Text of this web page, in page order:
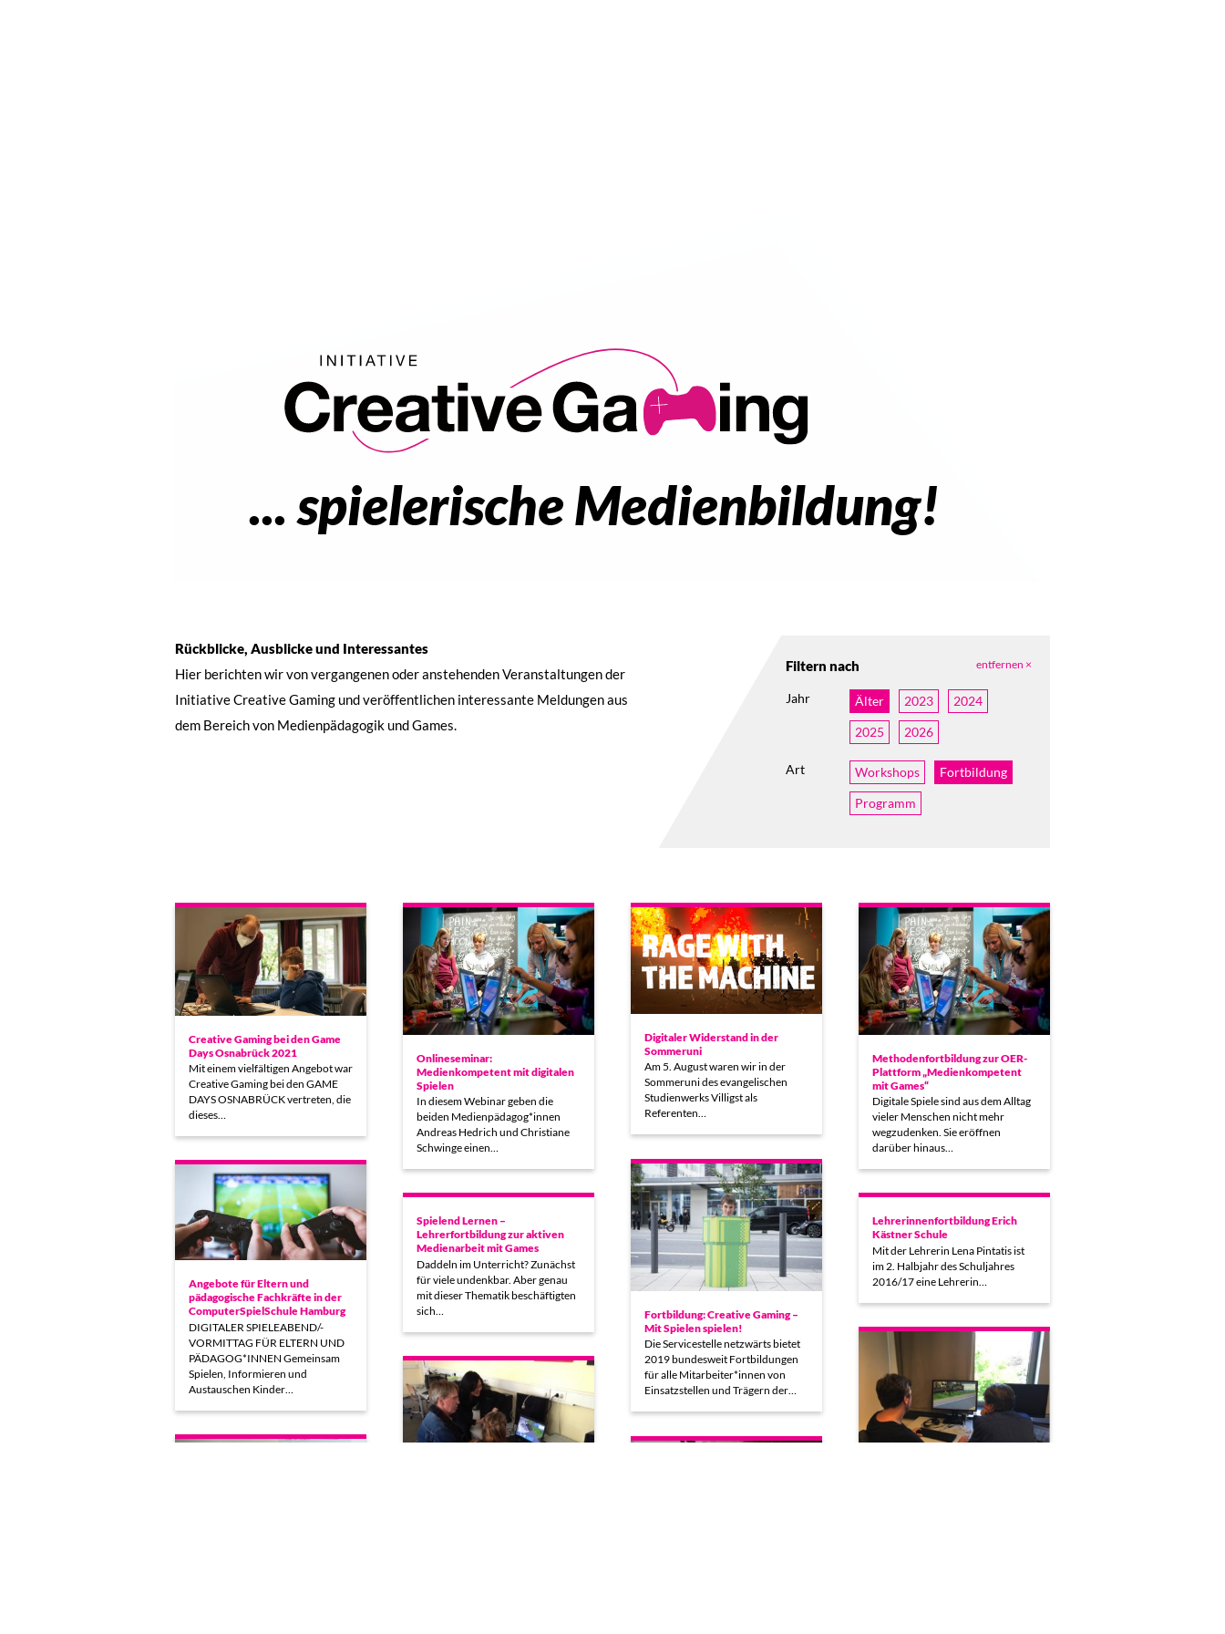
... spielerische Medienbildung!
Rückblicke, Ausblicke und Interessantes
Hier berichten wir von vergangenen oder anstehenden Veranstaltungen der
Initiative Creative Gaming und veröffentlichen interessante Meldungen aus
dem Bereich von Medienpädagogik und Games.
Filtern nach entfernen ×
Jahr Älter 2023
2024
2025
2026
Art Workshops
Fortbildung
Programm
Creative Gaming bei den Game
Days Osnabrück 2021
Mit einem vielfältigen Angebot war
Creative Gaming bei den GAME
DAYS OSNABRÜCK vertreten, die
dieses…
Onlineseminar:
Medienkompetent mit digitalen
Spielen
In diesem Webinar geben die
beiden Medienpädagog*innen
Andreas Hedrich und Christiane
Schwinge einen…
Digitaler Widerstand in der
Sommeruni
Am 5. August waren wir in der
Sommeruni des evangelischen
Studienwerks Villigst als
Referenten…
Methodenfortbildung zur OER-
Plattform „Medienkompetent
mit Games“
Digitale Spiele sind aus dem Alltag
vieler Menschen nicht mehr
wegzudenken. Sie eröffnen
darüber hinaus…
Fortbildung: Creative Gaming –
Mit Spielen spielen!
Die Servicestelle netzwärts bietet
2019 bundesweit Fortbildungen
für alle Mitarbeiter*innen von
Einsatzstellen und Trägern der…
Angebote für Eltern und
pädagogische Fachkräfte in der
ComputerSpielSchule Hamburg
DIGITALER SPIELEABEND/-
VORMITTAG FÜR ELTERN UND
PÄDAGOG*INNEN Gemeinsam
Spielen, Informieren und
Austauschen Kinder…
Spielend Lernen –
Lehrerfortbildung zur aktiven
Medienarbeit mit Games
Daddeln im Unterricht? Zunächst
für viele undenkbar. Aber genau
mit dieser Thematik beschäftigten
sich…
Lehrerinnenfortbildung Erich
Kästner Schule
Mit der Lehrerin Lena Pintatis ist
im 2. Halbjahr des Schuljahres
2016/17 eine Lehrerin…